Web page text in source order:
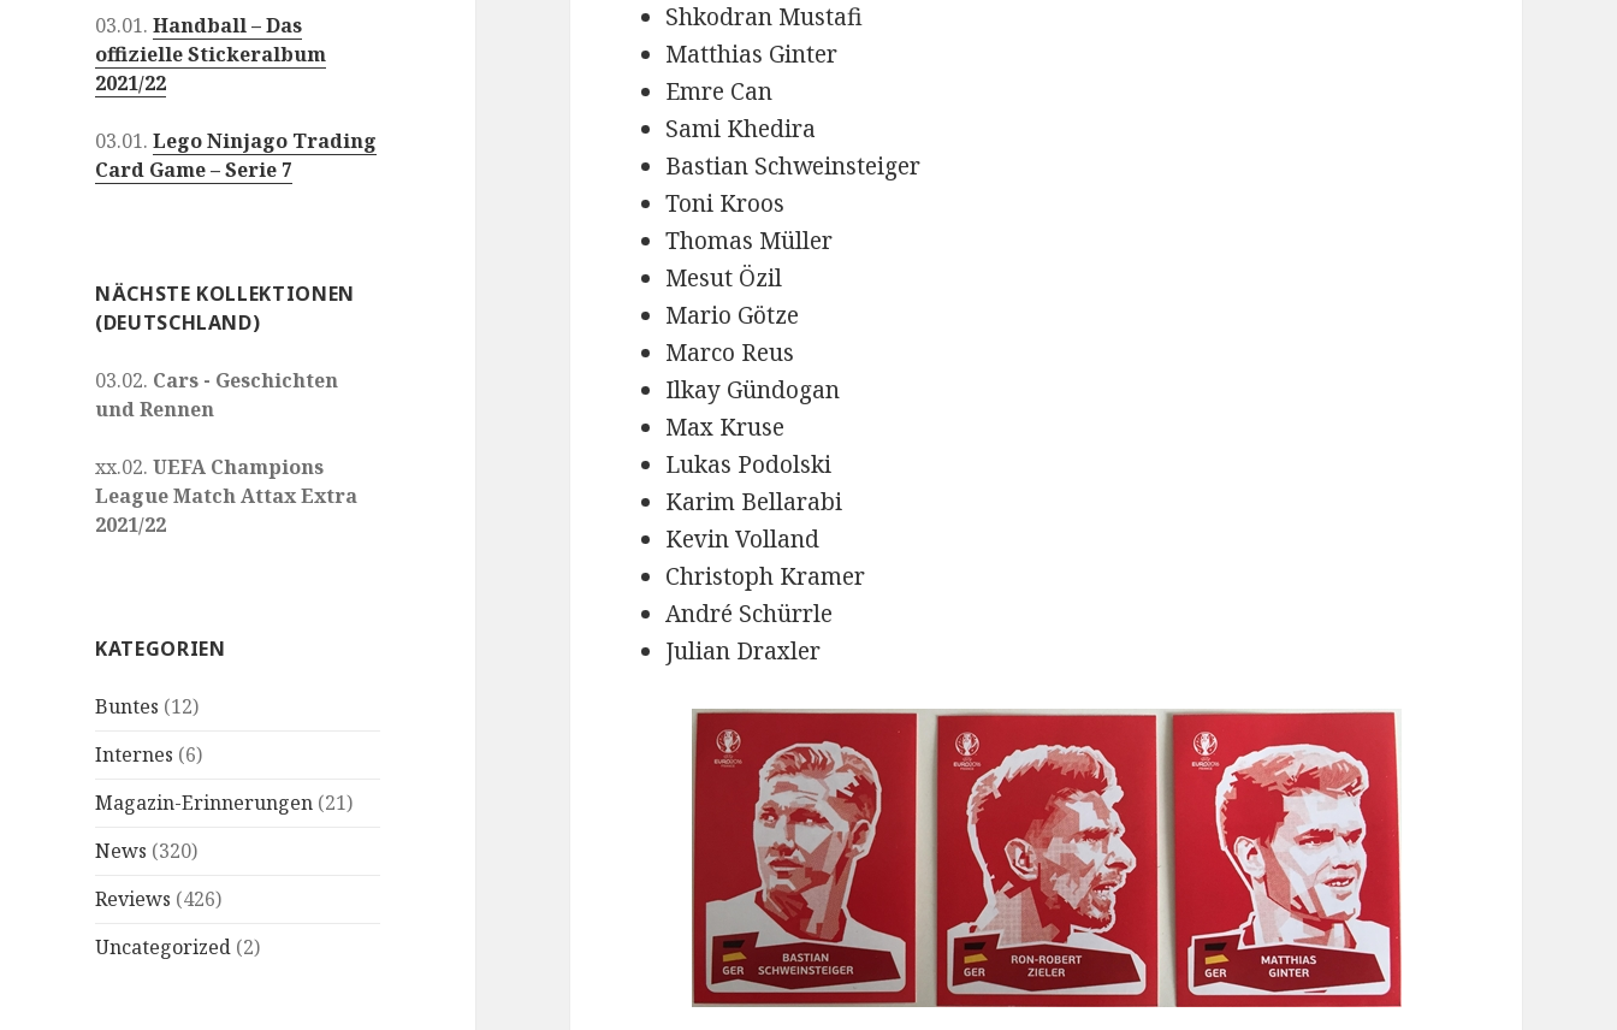
03.01.Handball – Das
offizielle Stickeralbum
2021/22
03.01.Lego Ninjago Trading
Card Game – Serie 7
NÄCHSTE KOLLEKTIONEN
(DEUTSCHLAND)
03.02. Cars - Geschichten
und Rennen
xx.02.UEFA Champions
League Match Attax Extra
2021/22
KATEGORIEN
Buntes (12)
Internes (6)
Magazin-Erinnerungen (21)
News (320)
Reviews (426)
Uncategorized (2)
Shkodran Mustafi
Matthias Ginter
Emre Can
Sami Khedira
Bastian Schweinsteiger
Toni Kroos
Thomas Müller
Mesut Özil
Mario Götze
Marco Reus
Ilkay Gündogan
Max Kruse
Lukas Podolski
Karim Bellarabi
Kevin Volland
Christoph Kramer
André Schürrle
Julian Draxler